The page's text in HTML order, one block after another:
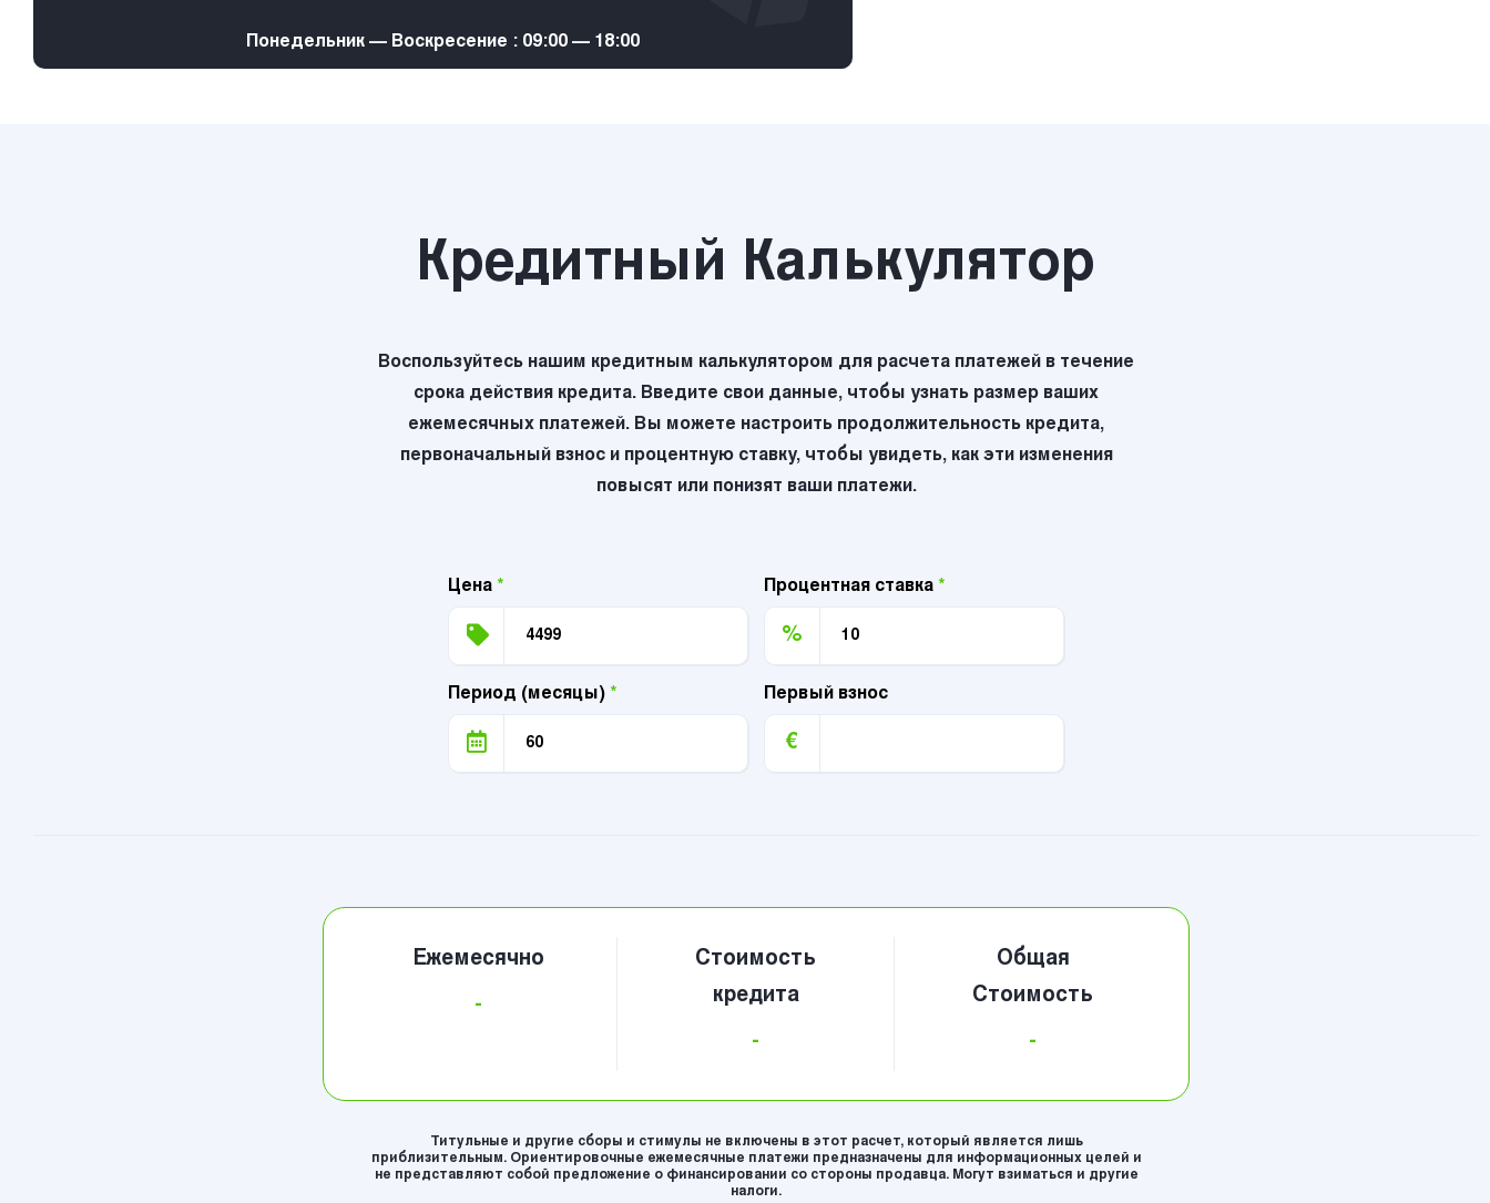
Понедельник — Воскресение : 09:00 — 18:00
Кредитный Калькулятор
Воспользуйтесь нашим кредитным калькулятором для расчета платежей в течение
срока действия кредита. Введите свои данные, чтобы узнать размер ваших
ежемесячных платежей. Вы можете настроить продолжительность кредита,
первоначальный взнос и процентную ставку, чтобы увидеть, как эти изменения
повысят или понизят ваши платежи.
Цена * Процентная ставка *
%
Период (месяцы) * Первый взнос
€
Ежемесячно
-
Стоимость
кредита
-
Общая
Стоимость
-
Титульные и другие сборы и стимулы не включены в этот расчет, который является лишь
приблизительным. Ориентировочные ежемесячные платежи предназначены для информационных целей и
не представляют собой предложение о финансировании со стороны продавца. Могут взиматься и другие
налоги.